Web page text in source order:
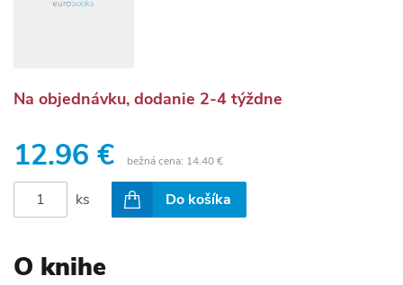
Na objednávku, dodanie 2-4 týždne
12.96 € bežná cena: 14.40 €
ks Do košíka
O knihe